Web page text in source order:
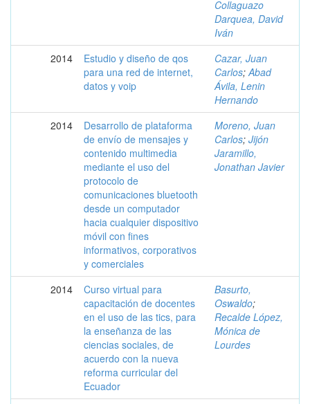
Collaguazo
Darquea, David
Iván
2014
Estudio y diseño de qos
para una red de internet,
datos y voip
Cazar, Juan
Carlos;Abad
Ávila, Lenin
Hernando
2014
Desarrollo de plataforma
de envío de mensajes y
contenido multimedia
mediante el uso del
protocolo de
comunicaciones bluetooth
desde un computador
hacia cualquier dispositivo
móvil con fines
informativos, corporativos
y comerciales
Moreno, Juan
Carlos; Jijón
Jaramillo,
Jonathan Javier
2014
Curso virtual para
capacitación de docentes
en el uso de las tics, para
la enseñanza de las
ciencias sociales, de
acuerdo con la nueva
reforma curricular del
Ecuador
Basurto,
Oswaldo;
Recalde López,
Mónica de
Lourdes